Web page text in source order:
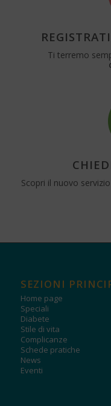
Ti terremo
Scopri il nuovo
SEZIONI
Home page
Speciali
Diabete
Stile di vita
Complicanze
Schede pratiche
News
Eventi